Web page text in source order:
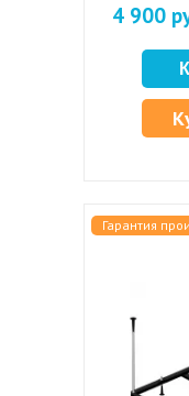
4 900
Гарантия